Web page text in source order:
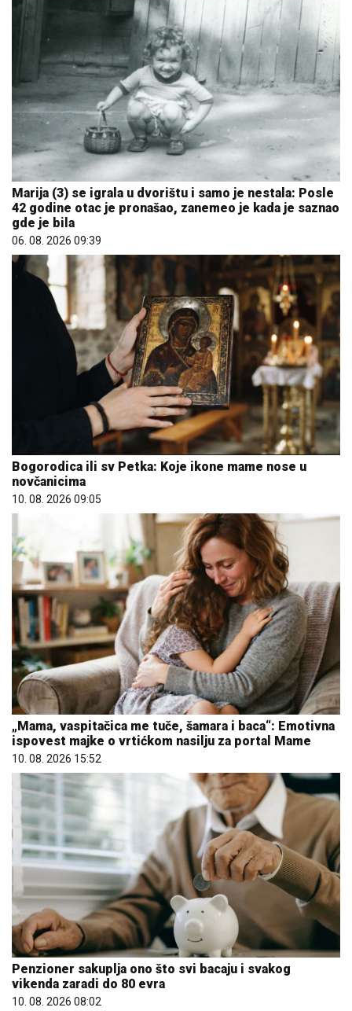
Marija (3) se igrala u dvorištu i samo je nestala: Posle
42 godine otac je pronašao, zanemeo je kada je saznao
gde je bila
06. 08. 2026 09:39
Bogorodica ili sv Petka: Koje ikone mame nose u
novčanicima
10. 08. 2026 09:05
„Mama, vaspitačica me tuče, šamara i baca“: Emotivna
ispovest majke o vrtićkom nasilju za portal Mame
10. 08. 2026 15:52
Penzioner sakuplja ono što svi bacaju i svakog
vikenda zaradi do 80 evra
10. 08. 2026 08:02